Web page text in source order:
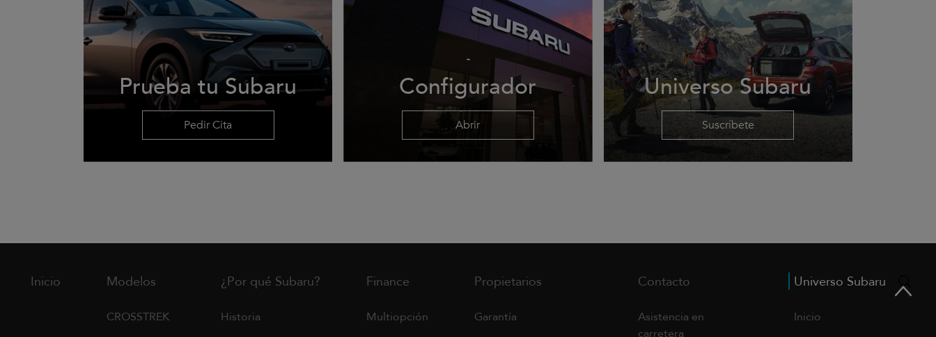
Prueba tu Subaru
Pedir Cita
Configurador
Abrir
Universo Subaru
Suscríbete
Inicio Modelos
CROSSTREK
¿Por qué Subaru?
Historia
Finance
Multiopción
Propietarios
Garantía
Contacto
Asistencia en
carretera
Universo Subaru
Inicio